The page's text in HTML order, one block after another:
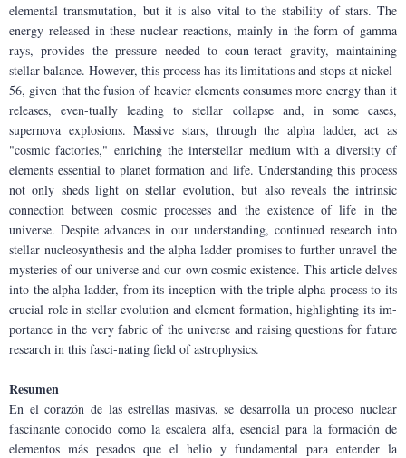
elemental transmutation, but it is also vital to the stability of stars. The
energy released in these nuclear reactions, mainly in the form of gamma
rays, provides the pressure needed to coun-teract gravity, maintaining
stellar balance. However, this process has its limitations and stops at nickel-
56, given that the fusion of heavier elements consumes more energy than it
releases, even-tually leading to stellar collapse and, in some cases,
supernova explosions. Massive stars, through the alpha ladder, act as
"cosmic factories," enriching the interstellar medium with a diversity of
elements essential to planet formation and life. Understanding this process
not only sheds light on stellar evolution, but also reveals the intrinsic
connection between cosmic processes and the existence of life in the
universe. Despite advances in our understanding, continued research into
stellar nucleosynthesis and the alpha ladder promises to further unravel the
mysteries of our universe and our own cosmic existence. This article delves
into the alpha ladder, from its inception with the triple alpha process to its
crucial role in stellar evolution and element formation, highlighting its im-
portance in the very fabric of the universe and raising questions for future
research in this fasci-nating field of astrophysics.
Resumen
En el corazón de las estrellas masivas, se desarrolla un proceso nuclear
fascinante conocido como la escalera alfa, esencial para la formación de
elementos más pesados que el helio y fundamental para entender la